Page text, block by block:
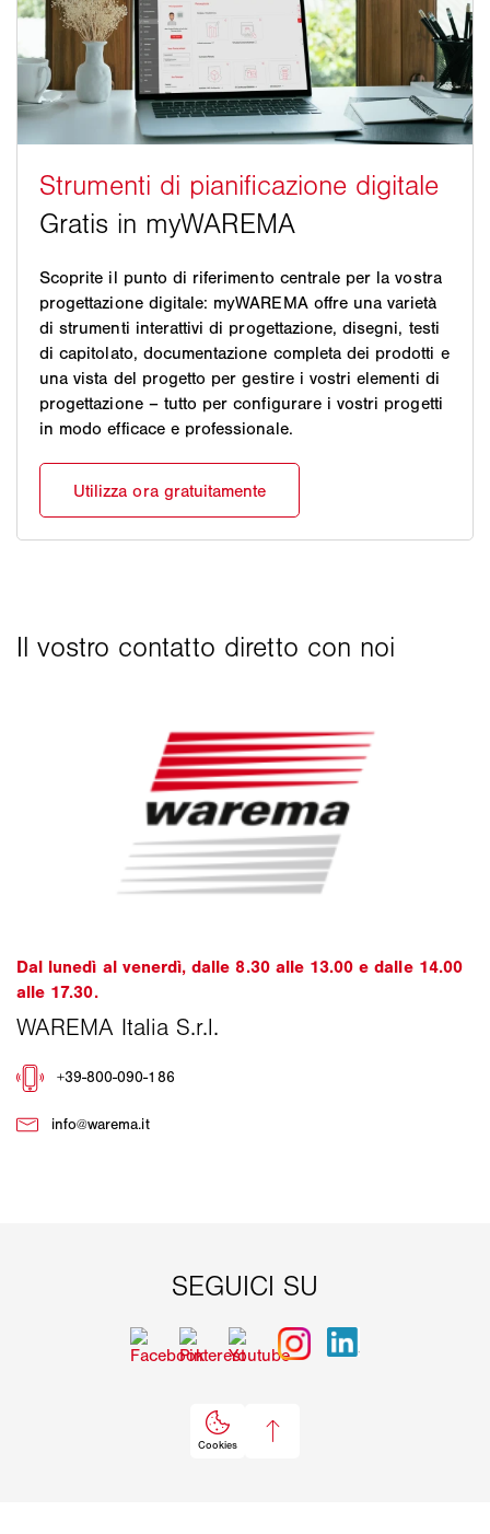
Scoprite il punto di riferimento centrale per la vostra
progettazione digitale: myWAREMA offre una varietà
di strumenti interattivi di progettazione, disegni, testi
di capitolato, documentazione completa dei prodotti e
una vista del progetto per gestire i vostri elementi di
progettazione – tutto per configurare i vostri progetti
in modo efficace e professionale.